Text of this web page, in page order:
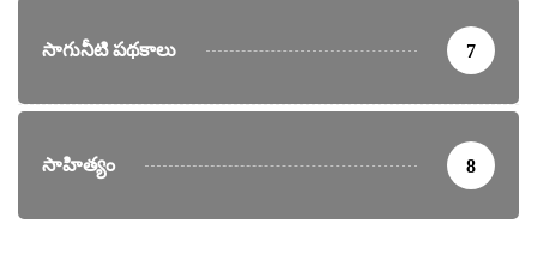
సాగునీటి పథకాలు 7
సాహిత్యం 8